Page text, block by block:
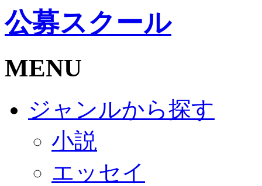
公募スクール
MENU
ジャンルから探す
小説
エッセイ